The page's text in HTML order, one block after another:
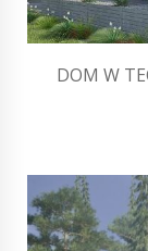
DOM W